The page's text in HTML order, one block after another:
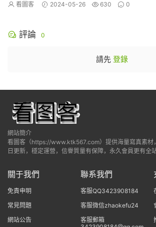
看圖客 2024-05-26 630 0
評論 0
請先 登錄
網站簡介
看圖客（https://www.ktk567.com）提供海量寫真素材
日更新，穩定運營，信譽質量有保障，永久會員更有全
關于我們
免責申明
常見問題
網站公告
聯系我們
客服QQ3423908184
客服微信zhaokefu24
客服郵箱